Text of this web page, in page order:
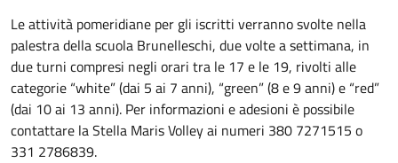
Le attività pomeridiane per gli iscritti verranno svolte nella
palestra della scuola Brunelleschi, due volte a settimana, in
due turni compresi negli orari tra le 17 e le 19, rivolti alle
categorie “white” (dai 5 ai 7 anni), “green” (8 e 9 anni) e “red”
(dai 10 ai 13 anni). Per informazioni e adesioni è possibile
contattare la Stella Maris Volley ai numeri 380 7271515 o
331 2786839.